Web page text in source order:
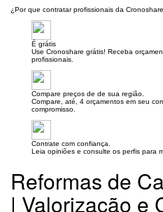
¿Por que contratar profissionais da
É grátis
Use Cronoshare grátis! Receba
profissionais.
Compare preços de de sua região.
Compare, até, 4 orçamentos em seu
compromisso.
Contrate com confiança.
Leia opiniões e consulte os perfis para
Reformas de
| Valorização e